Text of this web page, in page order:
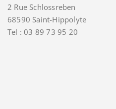
2 Rue Schlossreben
68590 Saint-Hippolyte
Tel : 03 89 73 95 20